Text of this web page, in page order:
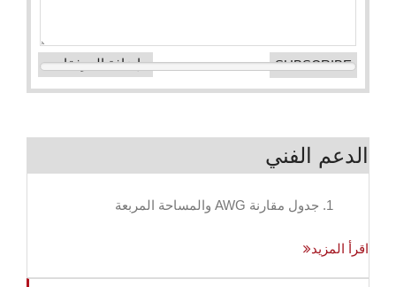
إضافة المرفقات
الدعم الفني
1. جدول مقارنة AWG والمساحة المربعة
اقرأ المزيد